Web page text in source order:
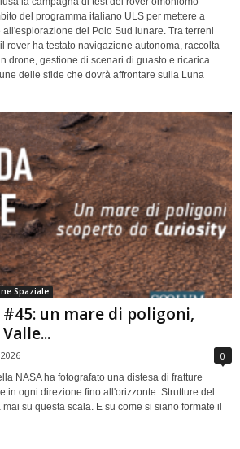
del programma italiano ULS per mettere a
del Polo Sud lunare. Tra terreni
rover ha testato navigazione autonoma, raccolta
drone, gestione di scenari di guasto e ricarica
delle sfide che dovrà affrontare sulla Luna
Spaziale
un mare di poligoni,
0
NASA ha fotografato una distesa di fratture
in ogni direzione fino all'orizzonte. Strutture del
su questa scala. E su come si siano formate il